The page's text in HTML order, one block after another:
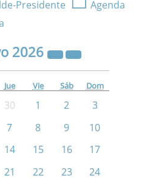
Presidente
Agenda
2026
Jue Vie Sáb Dom
30 1 2
3
7 8 9
10
14 15 16
17
21 22 23
24